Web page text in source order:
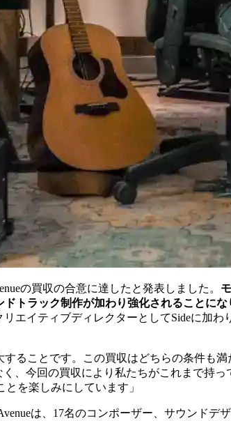
の買収の合意に達したと発表しました。
トラック制作が加わり強化されることにな
エイティブディレクターとしてSideに加わ
ることです。この買収はどちらの条件も満
、今回の買収により私たちがこれまで持
を楽しみにしています」
は、17名のコンポーザー、サウンド